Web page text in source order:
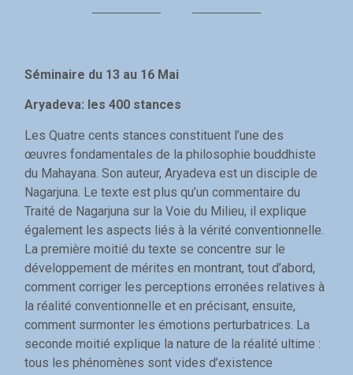
Séminaire du 13 au 16 Mai
Aryadeva: les 400 stances
Les Quatre cents stances constituent l’une des
œuvres fondamentales de la philosophie bouddhiste
du Mahayana. Son auteur, Aryadeva est un disciple de
Nagarjuna. Le texte est plus qu’un commentaire du
Traité de Nagarjuna sur la Voie du Milieu, il explique
également les aspects liés à la vérité conventionnelle.
La première moitié du texte se concentre sur le
développement de mérites en montrant, tout d’abord,
comment corriger les perceptions erronées relatives à
la réalité conventionnelle et en précisant, ensuite,
comment surmonter les émotions perturbatrices. La
seconde moitié explique la nature de la réalité ultime :
tous les phénomènes sont vides d’existence